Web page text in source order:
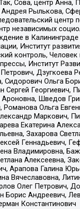
Сова, центр
Рылькова,
независимых
в
Институт
контроль,
Институт
Дзугкоева
Ольга
Сергей Георгиевич,
Шведов
Ольга
Маркович,
Екатерина
Захарова
Геннадьевич,
Владимировна,
Алексеевна,
Арапова Галина
Вячеславовна,
Олег Петрович,
Борис Андреевич,
Константинович